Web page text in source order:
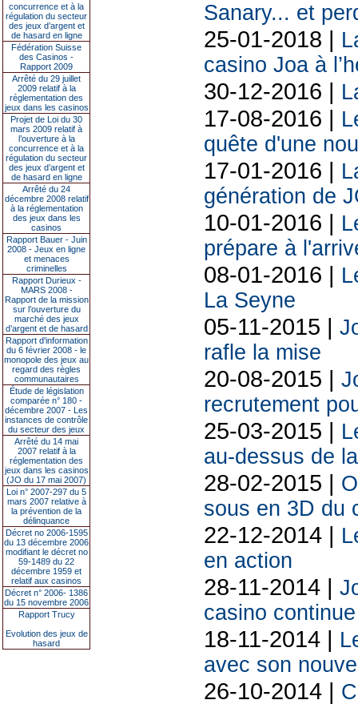
concurrence et à la
régulation du secteur
des jeux d’argent et
de hasard en ligne
Fédération Suisse
des Casinos -
Rapport 2009
Arrêté du 29 juillet
2009 relatif à la
réglementation des
jeux dans les casinos
Projet de Loi du 30
mars 2009 relatif à
l’ouverture à la
concurrence et à la
régulation du secteur
des jeux d’argent et
de hasard en ligne
Arrêté du 24
décembre 2008 relatif
à la réglementation
des jeux dans les
casinos
Rapport Bauer - Juin
2008 - Jeux en ligne
et menaces
criminelles
Rapport Durieux -
MARS 2008 -
Rapport de la mission
sur l’ouverture du
marché des jeux
d’argent et de hasard
Rapport d'information
du 6 février 2008 - le
monopole des jeux au
regard des règles
communautaires
Étude de législation
comparée n° 180 -
décembre 2007 - Les
instances de contrôle
du secteur des jeux
Arrêté du 14 mai
2007 relatif à la
réglementation des
jeux dans les casinos
(JO du 17 mai 2007)
Loi n° 2007-297 du 5
mars 2007 relative à
la prévention de la
délinquance
Décret no 2006-1595
du 13 décembre 2006
modifiant le décret no
59-1489 du 22
décembre 1959 et
relatif aux casinos
Décret n° 2006- 1386
du 15 novembre 2006
Rapport Trucy
Evolution des jeux de
hasard
Sanary... et
25-01-2018 |
casino Joa à
30-12-2016 |
17-08-2016 |
quête d'une
17-01-2016 |
génération de
10-01-2016 |
prépare à
08-01-2016 |
La Seyne
05-11-2015 |
rafle la mise
20-08-2015 |
recrutement
25-03-2015 |
au-dessus de
28-02-2015 |
sous en 3D du
22-12-2014 |
en action
28-11-2014 |
casino
18-11-2014 |
avec son
26-10-2014 |